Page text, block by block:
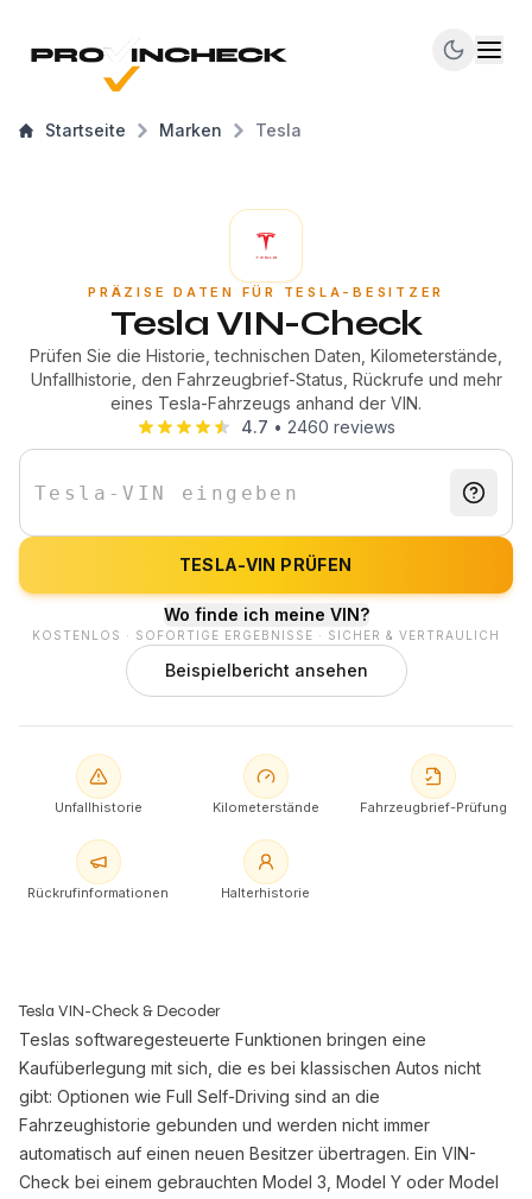
Startseite Marken Tesla
PRÄZISE DATEN FÜR TESLA-BESITZER
Tesla VIN-Check
Prüfen Sie die Historie, technischen Daten, Kilometerstände,
Unfallhistorie, den Fahrzeugbrief-Status, Rückrufe und mehr
eines Tesla-Fahrzeugs anhand der VIN.
4.7 • 2460 reviews
TESLA-VIN PRÜFEN
Wo finde ich meine VIN?
KOSTENLOS · SOFORTIGE ERGEBNISSE · SICHER & VERTRAULICH
Beispielbericht ansehen
Unfallhistorie Kilometerstände Fahrzeugbrief-Prüfung
Rückrufinformationen Halterhistorie
Tesla VIN-Check & Decoder
Teslas softwaregesteuerte Funktionen bringen eine
Kaufüberlegung mit sich, die es bei klassischen Autos nicht
gibt: Optionen wie Full Self-Driving sind an die
Fahrzeughistorie gebunden und werden nicht immer
automatisch auf einen neuen Besitzer übertragen. Ein VIN-
Check bei einem gebrauchten Model 3, Model Y oder Model